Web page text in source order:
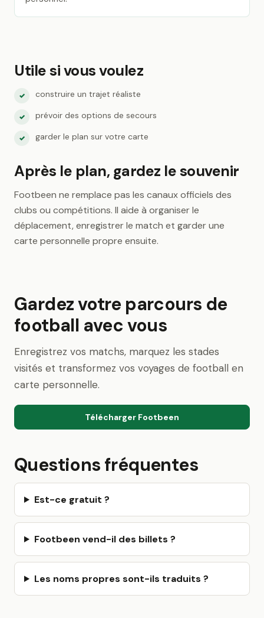
Utile si vous voulez
✓ construire un trajet réaliste
✓ prévoir des options de secours
✓ garder le plan sur votre carte
Après le plan, gardez le souvenir
Footbeen ne remplace pas les canaux officiels des
clubs ou compétitions. Il aide à organiser le
déplacement, enregistrer le match et garder une
carte personnelle propre ensuite.
Gardez votre parcours de
football avec vous
Enregistrez vos matchs, marquez les stades
visités et transformez vos voyages de football en
carte personnelle.
Télécharger Footbeen
Questions fréquentes
Est-ce gratuit ?
Footbeen vend-il des billets ?
Les noms propres sont-ils traduits ?